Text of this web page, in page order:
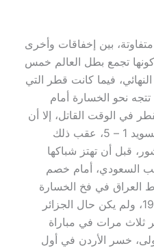
بين إخفاقات وأخرى
كونها تجمع بطل العالم خمس
نصف النهائي، فيما كانت قطر التي
مبارياتها الثلاث على أرضها في مشاركتها الأولى عام 2022، تتجه نحو الخسارة أمام
في الوقت القاتل، إلا أن
الصفعة الأولى التي تلقاها العرب، كانت بخسارة تونس الثقيلة أمام السويد 1 – 5، عقب ذلك
قبل أن تهتز شباكها
السعودي، أمام خصم
العراق في فخ الخسارة
أمام نروج إرلينغ هالاند 1 – 4، في مشاركته الثانية في تاريخه بعد 1986، ولم يكن حال الجزائر
ثلاث مرات في مباراة
خسر الأردن في أول